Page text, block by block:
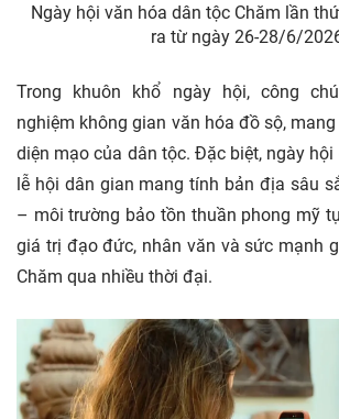
Ngày hội văn hóa dân tộc Chăm lần
ra từ ngày 26-28/6/
Trong khuôn khổ ngày hội, công
nghiệm không gian văn hóa đồ sộ,
diện mạo của dân tộc. Đặc biệt, ngày
lễ hội dân gian mang tính bản địa sâu
– môi trường bảo tồn thuần phong mỹ
giá trị đạo đức, nhân văn và sức mạnh
Chăm qua nhiều thời đại.